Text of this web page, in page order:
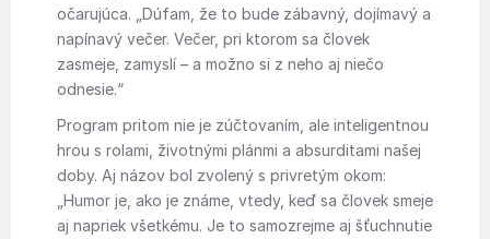
očarujúca. „Dúfam, že to bude zábavný, dojímavý a
napínavý večer. Večer, pri ktorom sa človek
zasmeje, zamyslí – a možno si z neho aj niečo
odnesie.“
Program pritom nie je zúčtovaním, ale inteligentnou
hrou s rolami, životnými plánmi a absurditami našej
doby. Aj názov bol zvolený s privretým okom:
„Humor je, ako je známe, vtedy, keď sa človek smeje
aj napriek všetkému. Je to samozrejme aj šťuchnutie